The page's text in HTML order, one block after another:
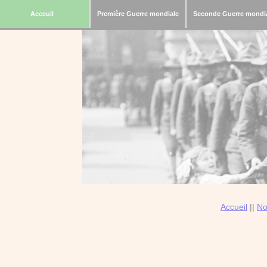
Acceuil Première Guerre mondiale Seconde Guerre
Accueil ||